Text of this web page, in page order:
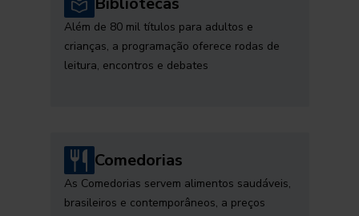
Além de 80 mil títulos para adultos e
crianças, a programação oferece rodas de
leitura, encontros e debates
Comedorias
As Comedorias servem alimentos saudáveis,
brasileiros e contemporâneos, a preços